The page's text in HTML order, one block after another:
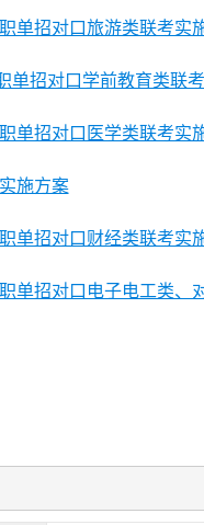
单招对口旅游类联考实
单招对口学前教育类联
单招对口医学类联考实
施方案
单招对口财经类联考实
单招对口电子电工类、